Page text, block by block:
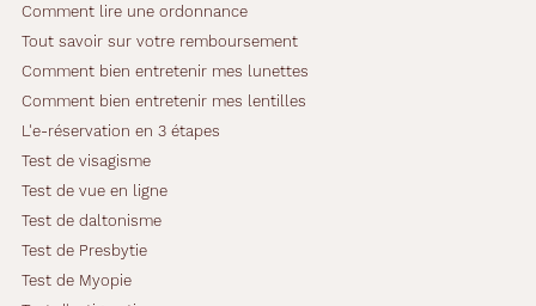
Comment lire une ordonnance
Tout savoir sur votre remboursement
Comment bien entretenir mes lunettes
Comment bien entretenir mes lentilles
L'e-réservation en 3 étapes
Test de visagisme
Test de vue en ligne
Test de daltonisme
Test de Presbytie
Test de Myopie